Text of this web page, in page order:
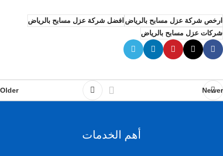
ارخص شركة عزل مسابح بالرياض افضل شركة عزل مسابح بالرياض
شركات عزل مسابح بالرياض
Newer
Older
أهم الخدمات